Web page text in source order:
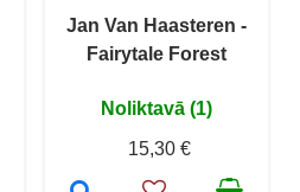
Jan Van Haasteren -
Fairytale Forest
Noliktavā (1)
15,30 €